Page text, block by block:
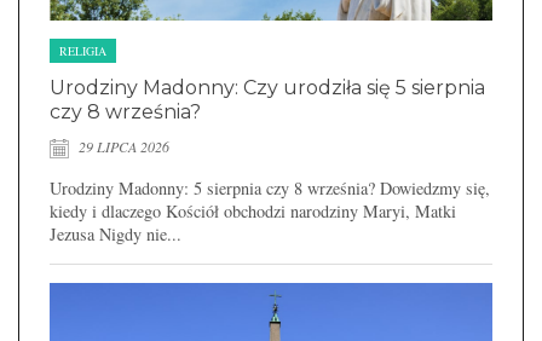
RELIGIA
Urodziny Madonny: Czy urodziła się 5 sierpnia
czy 8 września?
29 LIPCA 2026
Urodziny Madonny: 5 sierpnia czy 8 września? Dowiedzmy się,
kiedy i dlaczego Kościół obchodzi narodziny Maryi, Matki
Jezusa Nigdy nie...